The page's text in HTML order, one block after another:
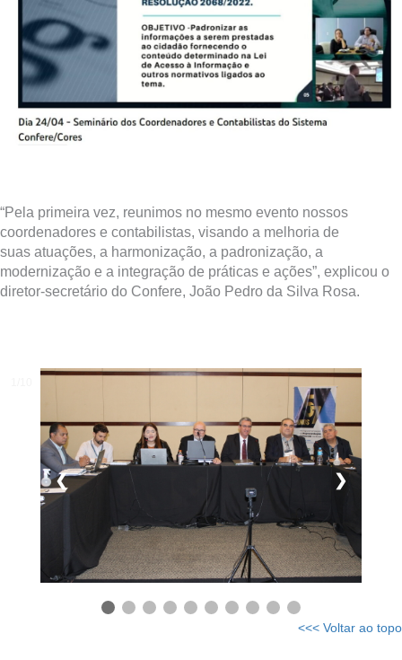
“Pela primeira vez, reunimos no mesmo evento nossos
coordenadores e contabilistas, visando a melhoria de
suas atuações, a harmonização, a padronização, a
modernização e a integração de práticas e ações”, explicou o
diretor-secretário do Confere, João Pedro da Silva Rosa.
❮ ❯
<<< Voltar ao topo